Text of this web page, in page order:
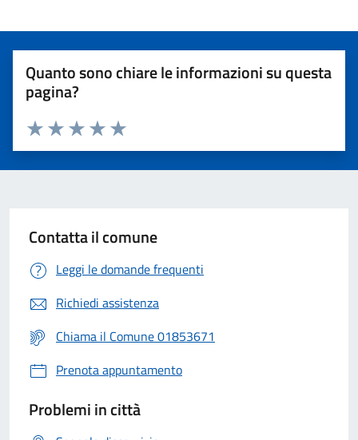
Quanto sono chiare le informazioni su questa
pagina?
Valuta 5 stelle su 5
Valuta 4 stelle su 5
Valuta 3 stelle su 5
Valuta 2 stelle su 5
Valuta 1 stelle su 5
Contatta il comune
Leggi le domande frequenti
Richiedi assistenza
Chiama il Comune 01853671
Prenota appuntamento
Problemi in città